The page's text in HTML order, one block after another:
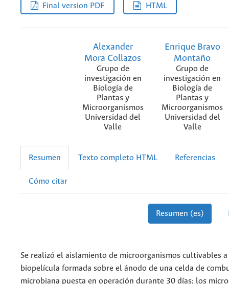
Final version PDF HTML
Alexander
Mora Collazos
Grupo de
investigación en
Biología de
Plantas y
Microorganismos
Universidad del
Valle
Enrique Bravo
Montaño
Grupo de
investigación en
Biología de
Plantas y
Microorganismos
Universidad del
Valle
Resumen Texto completo HTML Referencias
Cómo citar
Resumen (es)
Se realizó el aislamiento de microorganismos cultivables
biopelícula formada sobre el ánodo de una celda de
microbiana puesta en operación durante 30 días; los